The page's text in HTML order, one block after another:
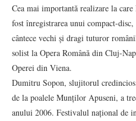
Cea mai importantă realizare la
fost înregistrarea unui compact-
cântece vechi și dragi tuturor
solist la Opera Română din Cluj-
Operei din Viena.
Dumitru Sopon, slujitorul
de la poalele Munților Apuseni, a
anului 2006. Festivalul național de